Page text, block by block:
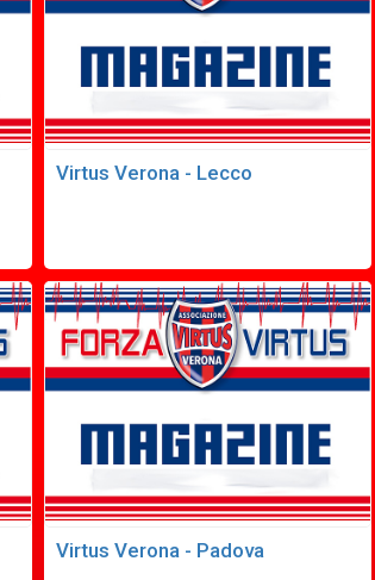
Virtus Verona - Lecco
Virtus Verona - Padova